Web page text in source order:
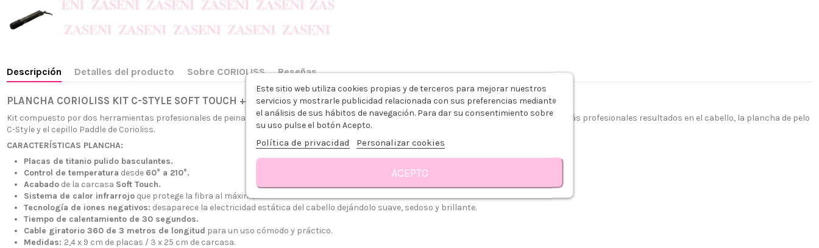
Descripción Detalles del producto Sobre CORIOLISS Reseñas
PLANCHA CORIOLISS KIT C-STYLE SOFT TOUCH + PADDLE GOLD LEOPARD
Kit compuesto por dos herramientas profesionales de peinado, en un elegante y bonito diseño leopardo dorado, que consiguen los mejores y más profesionales resultados en el cabello, la plancha de pelo
C-Style y el cepillo Paddle de Corioliss.
CARACTERÍSTICAS PLANCHA:
Placas de titanio pulido basculantes.
Control de temperatura desde 60° a 210°.
Acabadode la carcasa Soft Touch.
Sistema de calor infrarrojoque protege la fibra al máximo.
Tecnología de iones negativos: desaparece la electricidad estática del cabello dejándolo suave, sedoso y brillante.
Tiempo de calentamiento de 30 segundos.
Cable giratorio 360 de 3 metros de longitud para un uso cómodo y práctico.
Medidas: 2,4 x 9 cm de placas / 3 x 25 cm de carcasa.
Este sitio web utiliza cookies propias y de terceros para mejorar nuestros
servicios y mostrarle publicidad relacionada con sus preferencias mediante
el análisis de sus hábitos de navegación. Para dar su consentimiento sobre
su uso pulse el botón Acepto.
Política de privacidad Personalizar cookies
ACEPTO